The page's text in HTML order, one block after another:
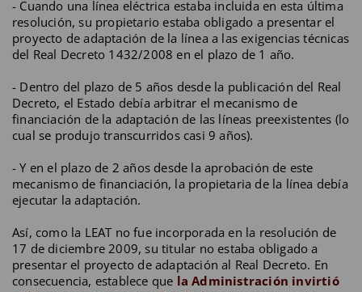
- Cuando una línea eléctrica estaba incluida en esta última
resolución, su propietario estaba obligado a presentar el
proyecto de adaptación de la línea a las exigencias técnicas
del Real Decreto 1432/2008 en el plazo de 1 año.
- Dentro del plazo de 5 años desde la publicación del Real
Decreto, el Estado debía arbitrar el mecanismo de
financiación de la adaptación de las líneas preexistentes (lo
cual se produjo transcurridos casi 9 años).
- Y en el plazo de 2 años desde la aprobación de este
mecanismo de financiación, la propietaria de la línea debía
ejecutar la adaptación.
Así, como la LEAT no fue incorporada en la resolución de
17 de diciembre 2009, su titular no estaba obligado a
presentar el proyecto de adaptación al Real Decreto. En
consecuencia, establece que la Administración invirtió